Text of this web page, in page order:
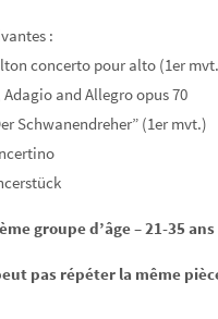
:
concerto pour alto (1er
and Allegro opus 70
Schwanendreher” (1er mvt.)
groupe d’âge – 21-35 ans
pas répéter la même